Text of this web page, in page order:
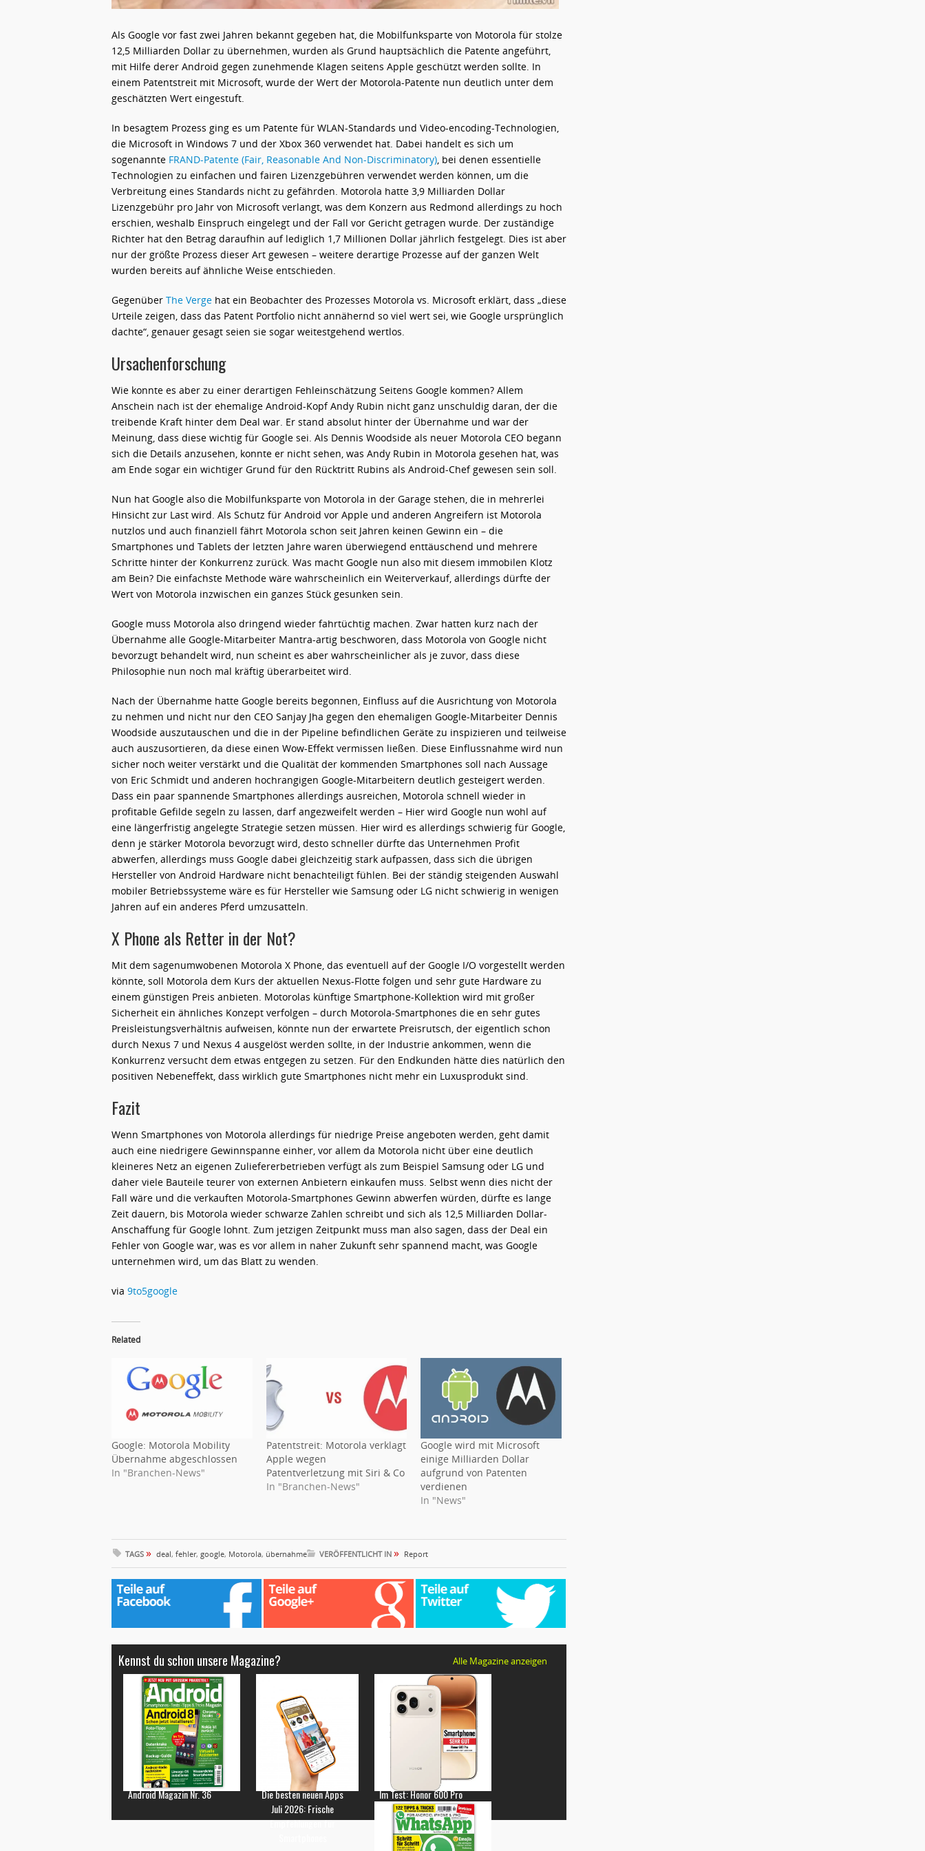
Als Google vor fast zwei Jahren bekannt gegeben hat, die Mobilfunksparte von Motorola für stolze
12,5 Milliarden Dollar zu übernehmen, wurden als Grund hauptsächlich die Patente angeführt,
mit Hilfe derer Android gegen zunehmende Klagen seitens Apple geschützt werden sollte. In
einem Patentstreit mit Microsoft, wurde der Wert der Motorola-Patente nun deutlich unter dem
geschätzten Wert eingestuft.
In besagtem Prozess ging es um Patente für WLAN-Standards und Video-encoding-Technologien,
die Microsoft in Windows 7 und der Xbox 360 verwendet hat. Dabei handelt es sich um
sogenannte FRAND-Patente (Fair, Reasonable And Non-Discriminatory), bei denen essentielle
Technologien zu einfachen und fairen Lizenzgebühren verwendet werden können, um die
Verbreitung eines Standards nicht zu gefährden. Motorola hatte 3,9 Milliarden Dollar
Lizenzgebühr pro Jahr von Microsoft verlangt, was dem Konzern aus Redmond allerdings zu hoch
erschien, weshalb Einspruch eingelegt und der Fall vor Gericht getragen wurde. Der zuständige
Richter hat den Betrag daraufhin auf lediglich 1,7 Millionen Dollar jährlich festgelegt. Dies ist aber
nur der größte Prozess dieser Art gewesen – weitere derartige Prozesse auf der ganzen Welt
wurden bereits auf ähnliche Weise entschieden.
Gegenüber The Verge hat ein Beobachter des Prozesses Motorola vs. Microsoft erklärt, dass „diese
Urteile zeigen, dass das Patent Portfolio nicht annähernd so viel wert sei, wie Google ursprünglich
dachte“, genauer gesagt seien sie sogar weitestgehend wertlos.
Ursachenforschung
Wie konnte es aber zu einer derartigen Fehleinschätzung Seitens Google kommen? Allem
Anschein nach ist der ehemalige Android-Kopf Andy Rubin nicht ganz unschuldig daran, der die
treibende Kraft hinter dem Deal war. Er stand absolut hinter der Übernahme und war der
Meinung, dass diese wichtig für Google sei. Als Dennis Woodside als neuer Motorola CEO begann
sich die Details anzusehen, konnte er nicht sehen, was Andy Rubin in Motorola gesehen hat, was
am Ende sogar ein wichtiger Grund für den Rücktritt Rubins als Android-Chef gewesen sein soll.
Nun hat Google also die Mobilfunksparte von Motorola in der Garage stehen, die in mehrerlei
Hinsicht zur Last wird. Als Schutz für Android vor Apple und anderen Angreifern ist Motorola
nutzlos und auch finanziell fährt Motorola schon seit Jahren keinen Gewinn ein – die
Smartphones und Tablets der letzten Jahre waren überwiegend enttäuschend und mehrere
Schritte hinter der Konkurrenz zurück. Was macht Google nun also mit diesem immobilen Klotz
am Bein? Die einfachste Methode wäre wahrscheinlich ein Weiterverkauf, allerdings dürfte der
Wert von Motorola inzwischen ein ganzes Stück gesunken sein.
Google muss Motorola also dringend wieder fahrtüchtig machen. Zwar hatten kurz nach der
Übernahme alle Google-Mitarbeiter Mantra-artig beschworen, dass Motorola von Google nicht
bevorzugt behandelt wird, nun scheint es aber wahrscheinlicher als je zuvor, dass diese
Philosophie nun noch mal kräftig überarbeitet wird.
Nach der Übernahme hatte Google bereits begonnen, Einfluss auf die Ausrichtung von Motorola
zu nehmen und nicht nur den CEO Sanjay Jha gegen den ehemaligen Google-Mitarbeiter Dennis
Woodside auszutauschen und die in der Pipeline befindlichen Geräte zu inspizieren und teilweise
auch auszusortieren, da diese einen Wow-Effekt vermissen ließen. Diese Einflussnahme wird nun
sicher noch weiter verstärkt und die Qualität der kommenden Smartphones soll nach Aussage
von Eric Schmidt und anderen hochrangigen Google-Mitarbeitern deutlich gesteigert werden.
Dass ein paar spannende Smartphones allerdings ausreichen, Motorola schnell wieder in
profitable Gefilde segeln zu lassen, darf angezweifelt werden – Hier wird Google nun wohl auf
eine längerfristig angelegte Strategie setzen müssen. Hier wird es allerdings schwierig für Google,
denn je stärker Motorola bevorzugt wird, desto schneller dürfte das Unternehmen Profit
abwerfen, allerdings muss Google dabei gleichzeitig stark aufpassen, dass sich die übrigen
Hersteller von Android Hardware nicht benachteiligt fühlen. Bei der ständig steigenden Auswahl
mobiler Betriebssysteme wäre es für Hersteller wie Samsung oder LG nicht schwierig in wenigen
Jahren auf ein anderes Pferd umzusatteln.
X Phone als Retter in der Not?
Mit dem sagenumwobenen Motorola X Phone, das eventuell auf der Google I/O vorgestellt werden
könnte, soll Motorola dem Kurs der aktuellen Nexus-Flotte folgen und sehr gute Hardware zu
einem günstigen Preis anbieten. Motorolas künftige Smartphone-Kollektion wird mit großer
Sicherheit ein ähnliches Konzept verfolgen – durch Motorola-Smartphones die en sehr gutes
Preisleistungsverhältnis aufweisen, könnte nun der erwartete Preisrutsch, der eigentlich schon
durch Nexus 7 und Nexus 4 ausgelöst werden sollte, in der Industrie ankommen, wenn die
Konkurrenz versucht dem etwas entgegen zu setzen. Für den Endkunden hätte dies natürlich den
positiven Nebeneffekt, dass wirklich gute Smartphones nicht mehr ein Luxusprodukt sind.
Fazit
Wenn Smartphones von Motorola allerdings für niedrige Preise angeboten werden, geht damit
auch eine niedrigere Gewinnspanne einher, vor allem da Motorola nicht über eine deutlich
kleineres Netz an eigenen Zuliefererbetrieben verfügt als zum Beispiel Samsung oder LG und
daher viele Bauteile teurer von externen Anbietern einkaufen muss. Selbst wenn dies nicht der
Fall wäre und die verkauften Motorola-Smartphones Gewinn abwerfen würden, dürfte es lange
Zeit dauern, bis Motorola wieder schwarze Zahlen schreibt und sich als 12,5 Milliarden Dollar-
Anschaffung für Google lohnt. Zum jetzigen Zeitpunkt muss man also sagen, dass der Deal ein
Fehler von Google war, was es vor allem in naher Zukunft sehr spannend macht, was Google
unternehmen wird, um das Blatt zu wenden.
via 9to5google
Related
Google: Motorola Mobility
Übernahme abgeschlossen
In "Branchen-News"
Patentstreit: Motorola verklagt
Apple wegen
Patentverletzung mit Siri & Co
In "Branchen-News"
Google wird mit Microsoft
einige Milliarden Dollar
aufgrund von Patenten
verdienen
In "News"
TAGS » deal, fehler, google, Motorola, übernahme VERÖFFENTLICHT IN » Report
Kennst du schon unsere Magazine? Alle Magazine anzeigen
Android Magazin Nr. 36
Die besten neuen Apps
Juli 2026: Frische
Empfehlungen für
Im Test: Honor 600 Pro